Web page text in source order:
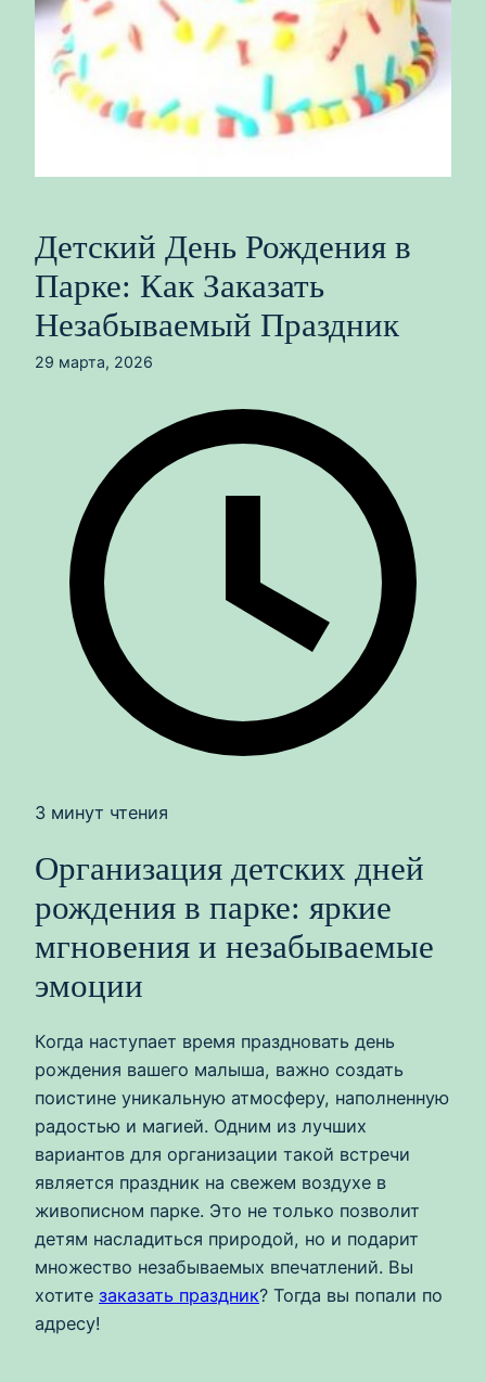
Детский День Рождения в
Парке: Как Заказать
Незабываемый Праздник
29 марта, 2026
3 минут чтения
Организация детских дней
рождения в парке: яркие
мгновения и незабываемые
эмоции
Когда наступает время праздновать день
рождения вашего малыша, важно создать
поистине уникальную атмосферу, наполненную
радостью и магией. Одним из лучших
вариантов для организации такой встречи
является праздник на свежем воздухе в
живописном парке. Это не только позволит
детям насладиться природой, но и подарит
множество незабываемых впечатлений. Вы
хотите заказать праздник? Тогда вы попали по
адресу!